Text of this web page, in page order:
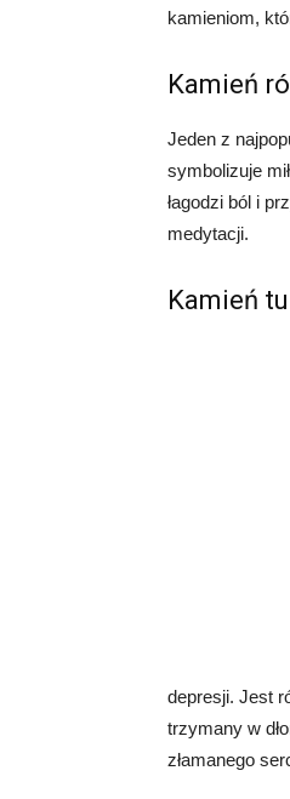
kamieniom,
Kamień
Jeden z
symbolizuje
łagodzi ból i
medytacji.
Kamień
depresji. Jest
trzymany w
złamanego